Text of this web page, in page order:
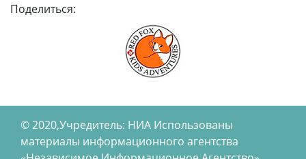
Поделиться:
© 2020,Учредитель: НИА Использованы
материалы информационного агентства